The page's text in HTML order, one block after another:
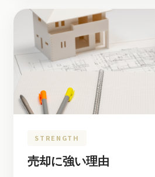
STRENGTH
売却に強い理由